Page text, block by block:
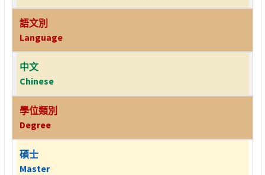
語文別
Language
中文
Chinese
學位類別
Degree
碩士
Master